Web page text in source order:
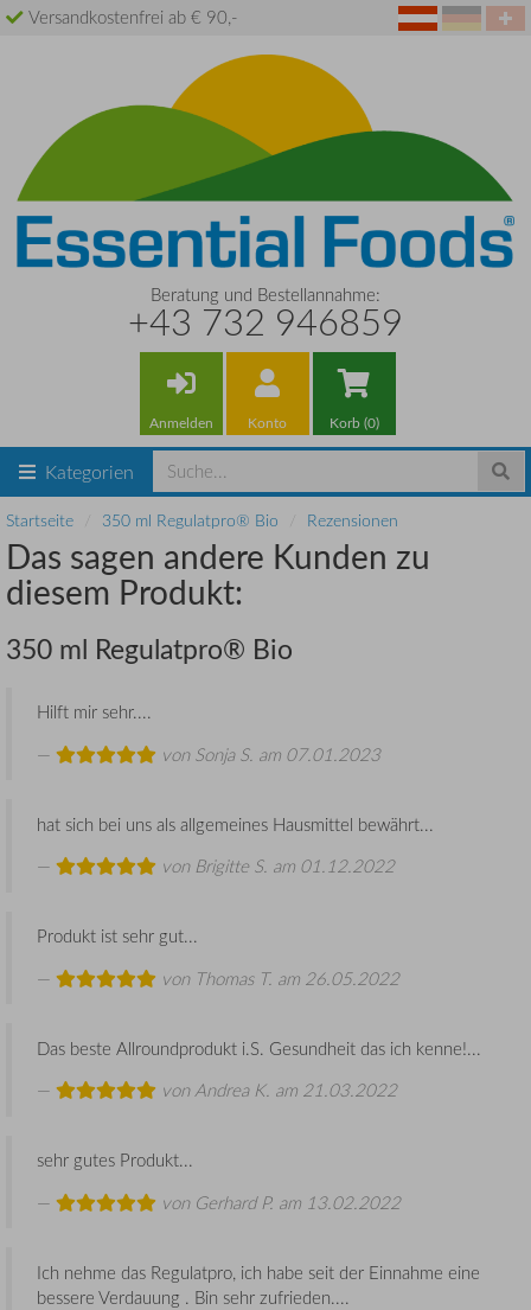
Versandkostenfrei ab € 90,-
Beratung und Bestellannahme:
+43 732 946859
Anmelden Konto Korb (0)
Kategorien
Startseite 350 ml Regulatpro® Bio Rezensionen
Das sagen andere Kunden zu
diesem Produkt:
350 ml Regulatpro® Bio
Hilft mir sehr....
von Sonja S. am 07.01.2023
hat sich bei uns als allgemeines Hausmittel bewährt...
von Brigitte S. am 01.12.2022
Produkt ist sehr gut...
von Thomas T. am 26.05.2022
Das beste Allroundprodukt i.S. Gesundheit das ich kenne!...
vonAndrea K. am 21.03.2022
sehr gutes Produkt...
von Gerhard P. am 13.02.2022
Ich nehme das Regulatpro, ich habe seit der Einnahme eine
bessere Verdauung . Bin sehr zufrieden....